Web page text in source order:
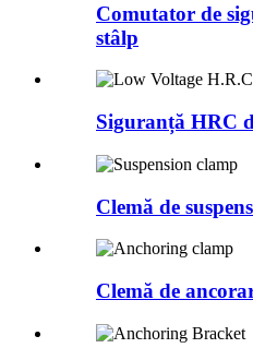
Comutator de
stâlp
Siguranță HRC
Clemă de
Clemă de